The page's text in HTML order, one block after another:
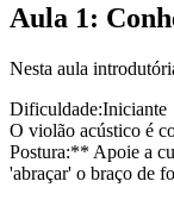
Aula 1:
Nesta aula
Dificuldade:Iniciante
O violão acústico é
Postura:** Apoie a
'abraçar' o braço de